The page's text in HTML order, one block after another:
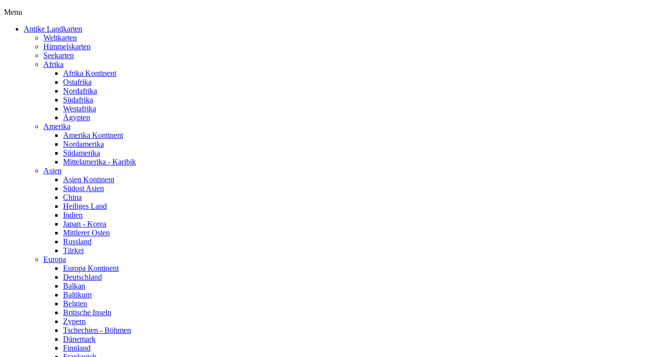
Menu
Antike Landkarten
Weltkarten
Himmelskarten
Seekarten
Afrika
Afrika Kontinent
Ostafrika
Nordafrika
Südafrika
Westafrika
Ägypten
Amerika
Amerika Kontinent
Nordamerika
Südamerika
Mittelamerika - Karibik
Asien
Asien Kontinent
Südost Asien
China
Heiliges Land
Indien
Japan - Korea
Mittlerer Osten
Russland
Türkei
Europa
Europa Kontinent
Deutschland
Balkan
Baltikum
Belgien
Britische Inseln
Zypern
Tschechien - Böhmen
Dänemark
Finnland